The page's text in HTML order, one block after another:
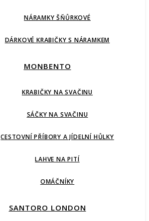
NÁRAMKY ŠŇŮRKOVÉ
DÁRKOVÉ KRABIČKY S NÁRAMKEM
MONBENTO
KRABIČKY NA SVAČINU
SÁČKY NA SVAČINU
CESTOVNÍ PŘÍBORY A JÍDELNÍ HŮLKY
LAHVE NA PITÍ
OMÁČNÍKY
SANTORO LONDON